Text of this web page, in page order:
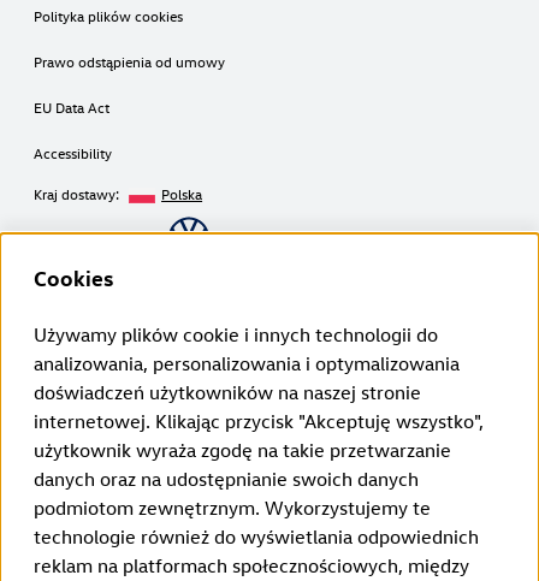
Polityka plików cookies
Prawo odstąpienia od umowy
EU Data Act
Accessibility
Kraj dostawy: Polska
Copyright © 2026
Zastrzeżenia prawne Volkswagen Group Charging GmbH
¹ LTE
ID. Charger (1. generacja od 2020 roku):
Z funkcji LTE można korzystać wyłącznie w państwach członkowskich
UE, a także w Wielkiej Brytanii, Szwajcarii i Norwegii.
ID. Charger 2 (2. generacja od 2024 roku):
Z funkcji LTE można korzystać wyłącznie w państwach członkowskich
UE, a także w Wielkiej Brytanii, Szwajcarii, Liechtensteinie, Islandii i
Norwegii.
² Inteligentne ładowanie
Funkcje Smart Charging są początkowo dostępne dzięki połączeniu
Cookies
Używamy plików cookie i innych technologii do
analizowania, personalizowania i optymalizowania
doświadczeń użytkowników na naszej stronie
internetowej. Klikając przycisk "Akceptuję wszystko",
użytkownik wyraża zgodę na takie przetwarzanie
danych oraz na udostępnianie swoich danych
podmiotom zewnętrznym. Wykorzystujemy te
technologie również do wyświetlania odpowiednich
reklam na platformach społecznościowych, między